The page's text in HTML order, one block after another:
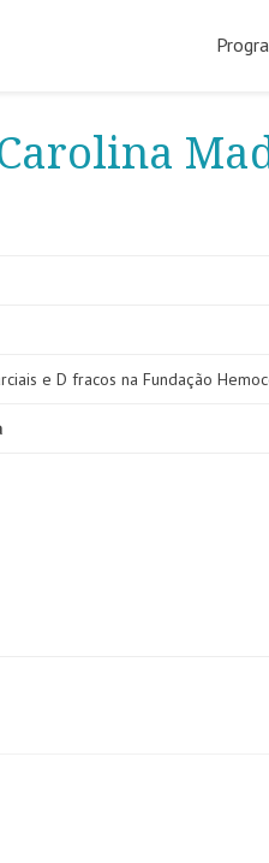
para
e D fracos na Fundação